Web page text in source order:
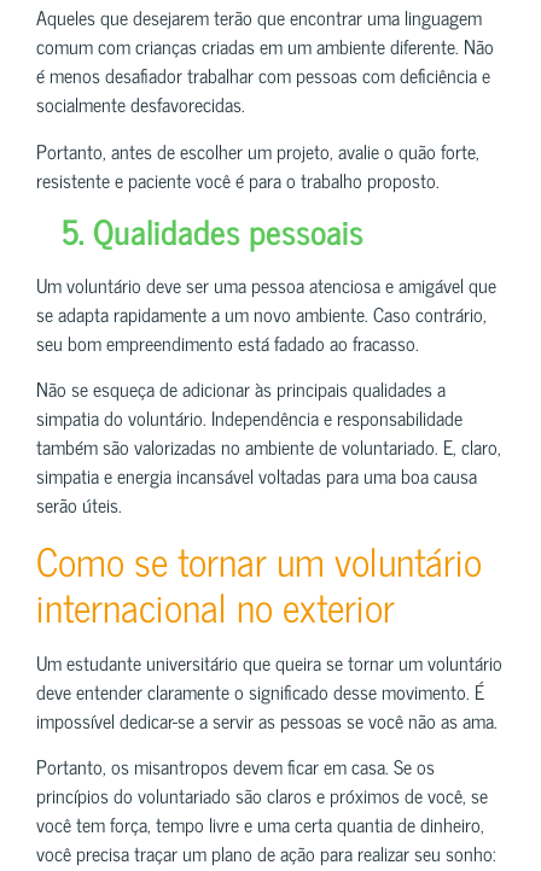
Aqueles que desejarem terão que encontrar uma linguagem
comum com crianças criadas em um ambiente diferente. Não
é menos desafiador trabalhar com pessoas com deficiência e
socialmente desfavorecidas.
Portanto, antes de escolher um projeto, avalie o quão forte,
resistente e paciente você é para o trabalho proposto.
5. Qualidades pessoais
Um voluntário deve ser uma pessoa atenciosa e amigável que
se adapta rapidamente a um novo ambiente. Caso contrário,
seu bom empreendimento está fadado ao fracasso.
Não se esqueça de adicionar às principais qualidades a
simpatia do voluntário. Independência e responsabilidade
também são valorizadas no ambiente de voluntariado. E, claro,
simpatia e energia incansável voltadas para uma boa causa
serão úteis.
Como se tornar um voluntário
internacional no exterior
Um estudante universitário que queira se tornar um voluntário
deve entender claramente o significado desse movimento. É
impossível dedicar-se a servir as pessoas se você não as ama.
Portanto, os misantropos devem ficar em casa. Se os
princípios do voluntariado são claros e próximos de você, se
você tem força, tempo livre e uma certa quantia de dinheiro,
você precisa traçar um plano de ação para realizar seu sonho: